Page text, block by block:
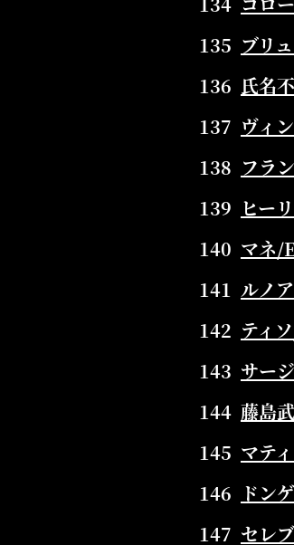
135 ブリ
136 氏名
137 ヴィ
138 フラ
139 ヒー
140 マネ/
141 ルノ
142 ティ
143 サー
144 藤島
145 マテ
146 ドン
147 セレ